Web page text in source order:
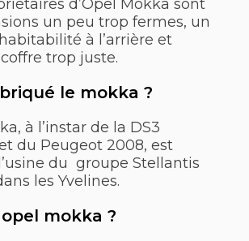
d’Opel Mokka sont
un peu trop fermes, un
à l’arrière et
trop juste.
le mokka ?
à l’instar de la DS3
du Peugeot 2008, est
du groupe Stellantis
les Yvelines.
mokka ?